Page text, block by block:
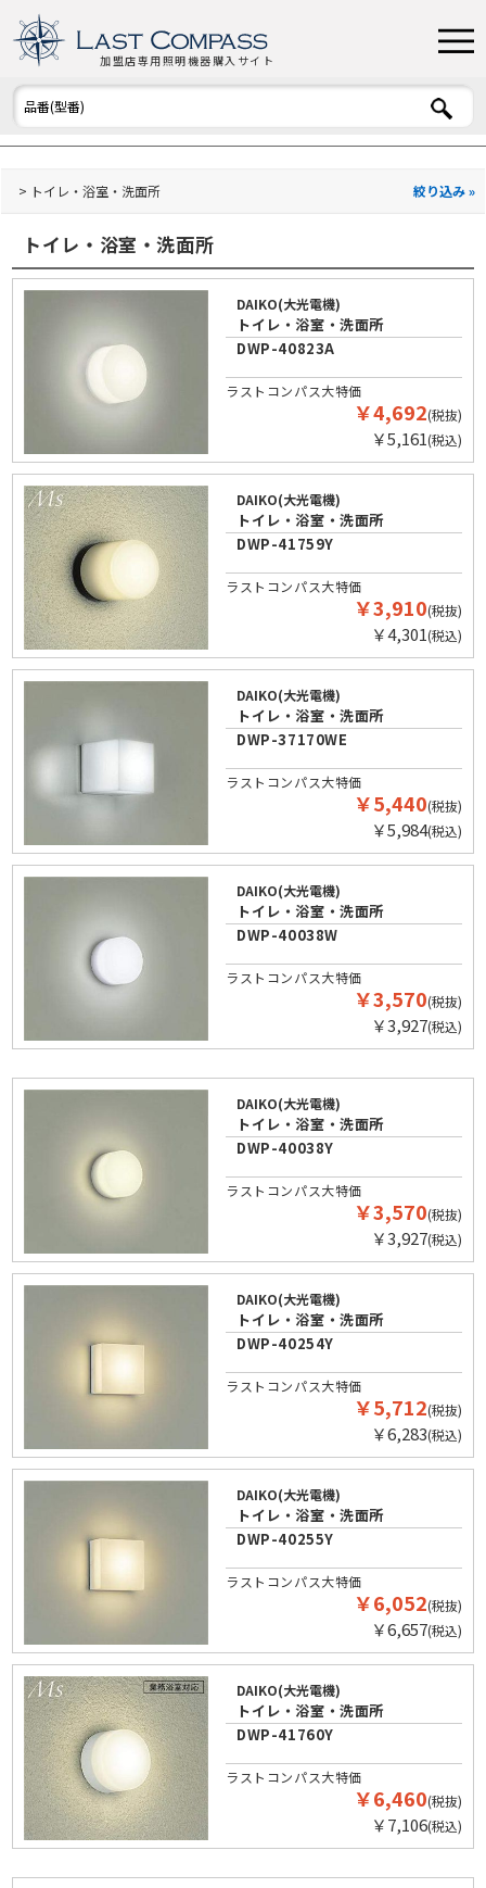
加盟店専用照明機器購入サイト
トイレ・浴室・洗面所 絞り込み »
トイレ・浴室・洗面所
DAIKO(大光電機)
トイレ・浴室・洗面所
DWP-40823A
ラストコンパス大特価
￥4,692(税抜)
￥5,161(税込)
DAIKO(大光電機)
トイレ・浴室・洗面所
DWP-41759Y
ラストコンパス大特価
￥3,910(税抜)
￥4,301(税込)
DAIKO(大光電機)
トイレ・浴室・洗面所
DWP-37170WE
ラストコンパス大特価
￥5,440(税抜)
￥5,984(税込)
DAIKO(大光電機)
トイレ・浴室・洗面所
DWP-40038W
ラストコンパス大特価
￥3,570(税抜)
￥3,927(税込)
DAIKO(大光電機)
トイレ・浴室・洗面所
DWP-40038Y
ラストコンパス大特価
￥3,570(税抜)
￥3,927(税込)
DAIKO(大光電機)
トイレ・浴室・洗面所
DWP-40254Y
ラストコンパス大特価
￥5,712(税抜)
￥6,283(税込)
DAIKO(大光電機)
トイレ・浴室・洗面所
DWP-40255Y
ラストコンパス大特価
￥6,052(税抜)
￥6,657(税込)
DAIKO(大光電機)
トイレ・浴室・洗面所
DWP-41760Y
ラストコンパス大特価
￥6,460(税抜)
￥7,106(税込)